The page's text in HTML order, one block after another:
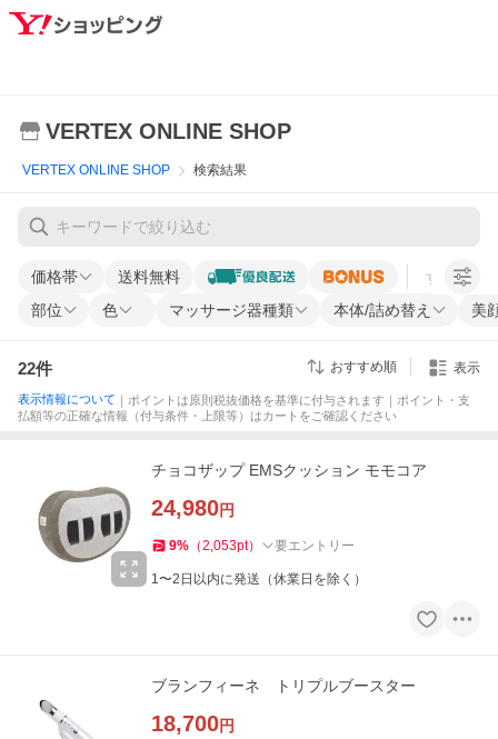
VERTEX ONLINE SHOP
VERTEX ONLINE SHOP 検索結果
価格帯 送料無料 すべての条
部位 色 マッサージ器種類 本体/詰め替え 美
22件 おすすめ順 表示
表示情報について ｜ポイントは原則税抜価格を基準に付与されます｜ポイント・支
払額等の正確な情報（付与条件・上限等）はカートをご確認ください
チョコザップ EMSクッション モモコア
24,980円
9% （2,053pt） 要エントリー
1〜2日以内に発送（休業日を除く）
ブランフィーネ トリプルブースター
18,700円